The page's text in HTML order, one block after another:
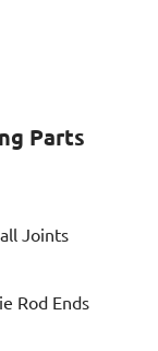
Parts
Joints
Rod Ends